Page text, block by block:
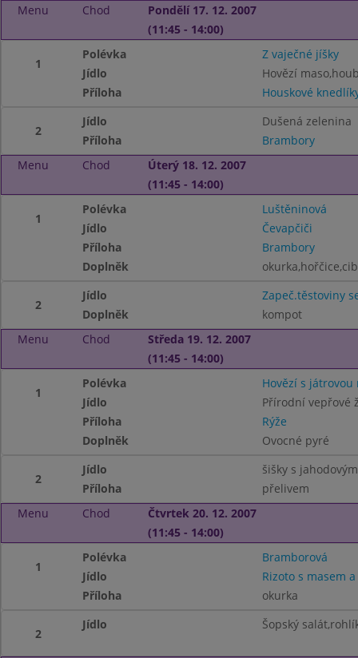
Menu Chod
Pondělí 17. 12. 2007
(11:45 - 14:00)
1
Polévka
Z vaječné jíšky
Jídlo
Hovězí
Příloha
Houskové
2
Jídlo
Dušená zelenina
Příloha
Brambory
Menu
Chod
Úterý 18. 12. 2007
(11:45 - 14:00)
1
Polévka
Luštěninová
Jídlo
Čevapčiči
Příloha
Brambory
Doplněk
2
Jídlo
Zapeč.těstoviny
Doplněk
kompot
Menu
Chod
Středa 19. 12. 2007
(11:45 - 14:00)
1
Polévka
Hovězí s játrovou
Jídlo
Přírodní vepřové
Příloha
Rýže
Doplněk
Ovocné pyré
2
Jídlo
šišky s jahodovým
Příloha
přelivem
Menu
Chod
Čtvrtek 20. 12. 2007
(11:45 - 14:00)
1
Polévka
Bramborová
Jídlo
Rizoto s masem
Příloha
okurka
2
Jídlo Šopský